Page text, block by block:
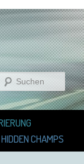
Suchen
HIDDEN CHAMPS